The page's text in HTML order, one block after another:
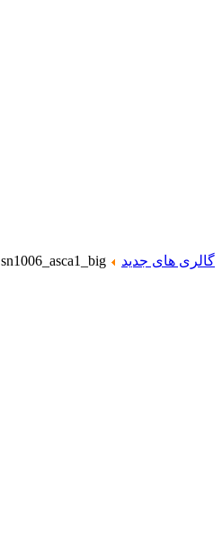
گالری های جدید sn1006_asca1_big